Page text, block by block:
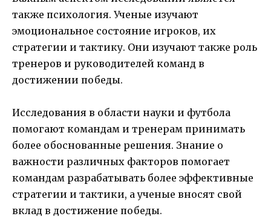
также психология. Ученые изучают
эмоциональное состояние игроков, их
стратегии и тактику. Они изучают также роль
тренеров и руководителей команд в
достижении победы.
Исследования в области науки и футбола
помогают командам и тренерам принимать
более обоснованные решения. Знание о
важности различных факторов помогает
командам разрабатывать более эффективные
стратегии и тактики, а ученые вносят свой
вклад в достижение победы.